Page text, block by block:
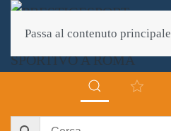
Passa al contenuto principale